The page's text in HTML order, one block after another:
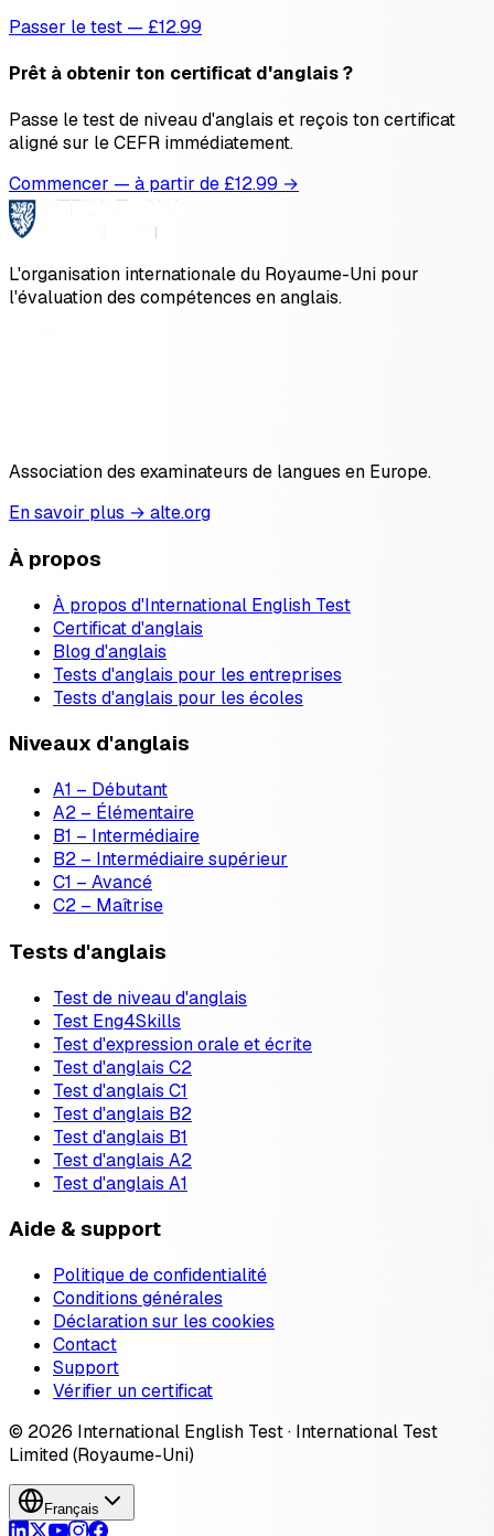
Passer le test — £12.99
Prêt à obtenir ton certificat d'anglais ?
Passe le test de niveau d'anglais et reçois ton certificat
aligné sur le CEFR immédiatement.
Commencer — à partir de £12.99 →
L'organisation internationale du Royaume-Uni pour
l'évaluation des compétences en anglais.
Association des examinateurs de langues en Europe.
En savoir plus → alte.org
À propos
À propos d'International English Test
Certificat d'anglais
Blog d'anglais
Tests d'anglais pour les entreprises
Tests d'anglais pour les écoles
Niveaux d'anglais
A1 – Débutant
A2 – Élémentaire
B1 – Intermédiaire
B2 – Intermédiaire supérieur
C1 – Avancé
C2 – Maîtrise
Tests d'anglais
Test de niveau d'anglais
Test Eng4Skills
Test d'expression orale et écrite
Test d'anglais C2
Test d'anglais C1
Test d'anglais B2
Test d'anglais B1
Test d'anglais A2
Test d'anglais A1
Aide & support
Politique de confidentialité
Conditions générales
Déclaration sur les cookies
Contact
Support
Vérifier un certificat
© 2026 International English Test · International Test
Limited (Royaume-Uni)
Français